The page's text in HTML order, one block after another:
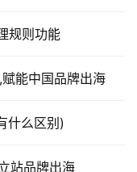
规则功能
能中国品牌出海
什么区别)
站品牌出海